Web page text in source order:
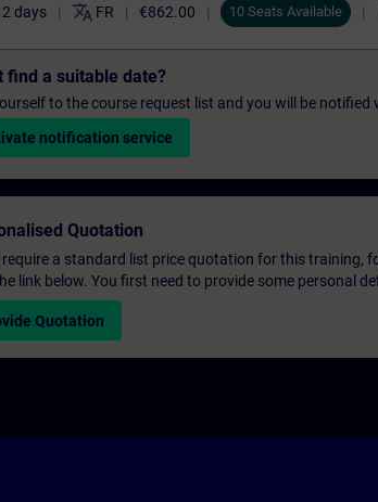
2 days translate FR €862.00 10 Seats Available
find a suitable date?
to the course request list and you will be notified
notification service
Quotation
a standard list price quotation for this training,
link below. You first need to provide some personal
Quotation